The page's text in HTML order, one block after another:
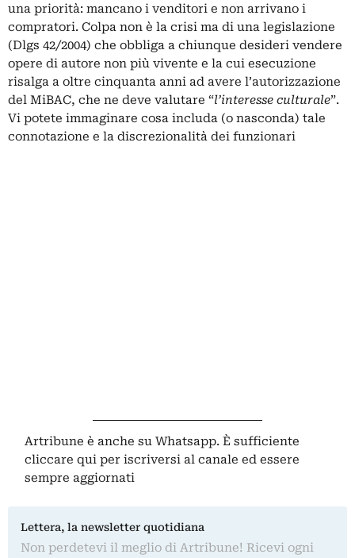
una priorità: mancano i venditori e non arrivano i
compratori. Colpa non è la crisi ma di una legislazione
(Dlgs 42/2004) che obbliga a chiunque desideri vendere
opere di autore non più vivente e la cui esecuzione
risalga a oltre cinquanta anni ad avere l’autorizzazione
del MiBAC, che ne deve valutare “l’interesse culturale”.
Vi potete immaginare cosa includa (o nasconda) tale
connotazione e la discrezionalità dei funzionari
Artribune è anche su Whatsapp. È sufficiente
cliccare qui per iscriversi al canale ed essere
sempre aggiornati
Lettera, la newsletter quotidiana
Non perdetevi il meglio di Artribune! Ricevi ogni